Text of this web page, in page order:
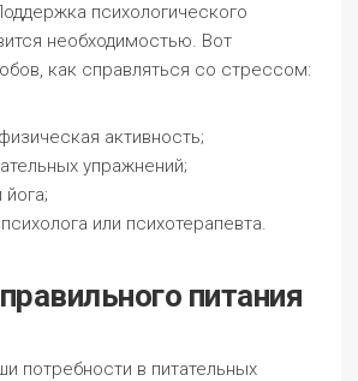
психологического
необходимостью. Вот
как справляться со стрессом:
активность;
упражнений;
или психотерапевта.
питания
потребности в питательных